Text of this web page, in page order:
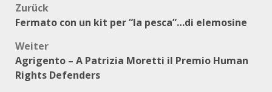
Beitragsnavigation
Zurück
Fermato con un kit per “la pesca”…di elemosine
Weiter
Agrigento – A Patrizia Moretti il Premio Human
Rights Defenders